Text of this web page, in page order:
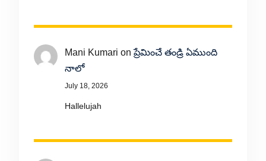
Mani Kumari onప్రేమించే తండ్రి ఏముంది
నాలో
July 18, 2026
Hallelujah